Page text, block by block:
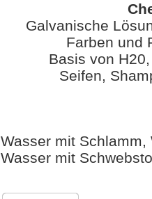
Galvanische
Farben und
Basis von
Seifen,
Wasser mit
Wasser mit